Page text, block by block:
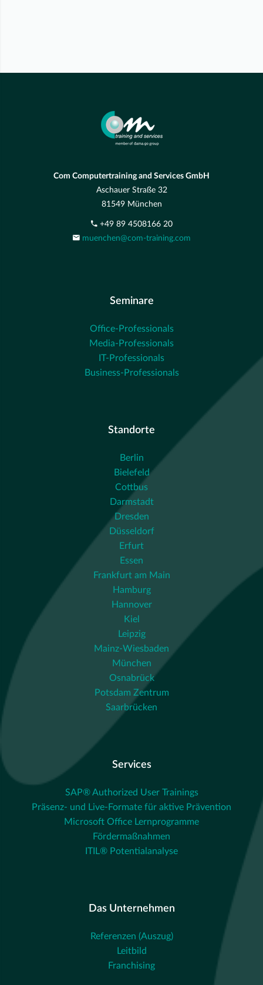
Com Computertraining and Services GmbH
Aschauer Straße 32
81549 München
+49 89 4508166 20
muenchen@com-training.com
Seminare
Office-Professionals
Media-Professionals
IT-Professionals
Business-Professionals
Standorte
Berlin
Bielefeld
Cottbus
Darmstadt
Dresden
Düsseldorf
Erfurt
Essen
Frankfurt am Main
Hamburg
Hannover
Kiel
Leipzig
Mainz-Wiesbaden
München
Osnabrück
Potsdam Zentrum
Saarbrücken
Services
SAP® Authorized User Trainings
Präsenz- und Live-Formate für aktive Prävention
Microsoft Office Lernprogramme
Fördermaßnahmen
ITIL® Potentialanalyse
Das Unternehmen
Referenzen (Auszug)
Leitbild
Franchising